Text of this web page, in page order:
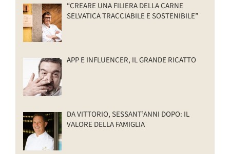
“CREARE UNA FILIERA DELLA CARNE
SELVATICA TRACCIABILE E SOSTENIBILE”
APP E INFLUENCER, IL GRANDE RICATTO
DA VITTORIO, SESSANT’ANNI DOPO: IL
VALORE DELLA FAMIGLIA